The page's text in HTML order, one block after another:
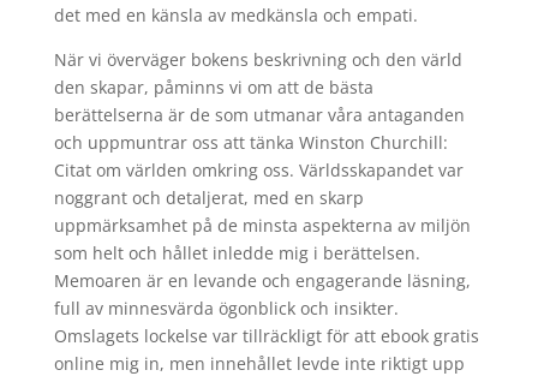
det med en känsla av medkänsla och empati.
När vi överväger bokens beskrivning och den värld
den skapar, påminns vi om att de bästa
berättelserna är de som utmanar våra antaganden
och uppmuntrar oss att tänka Winston Churchill:
Citat om världen omkring oss. Världsskapandet var
noggrant och detaljerat, med en skarp
uppmärksamhet på de minsta aspekterna av miljön
som helt och hållet inledde mig i berättelsen.
Memoaren är en levande och engagerande läsning,
full av minnesvärda ögonblick och insikter.
Omslagets lockelse var tillräckligt för att ebook gratis
online mig in, men innehållet levde inte riktigt upp